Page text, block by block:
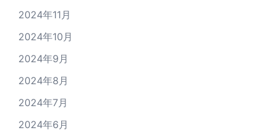
2024年11月
2024年10月
2024年9月
2024年8月
2024年7月
2024年6月